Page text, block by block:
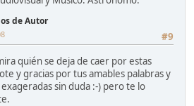
de Autor
#9
quién se deja de caer por estas
y gracias por tus amables palabras y
sin duda :-) pero te lo